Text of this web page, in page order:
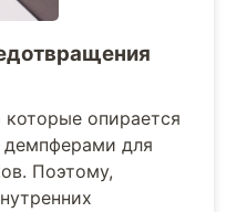
опирается
для
Поэтому,